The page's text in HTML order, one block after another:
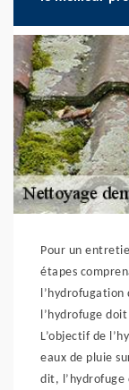
Pour un
étapes
l’hydrofugation
l’hydrofuge
L’objectif de
eaux de pluie
dit, l’hydrofuge